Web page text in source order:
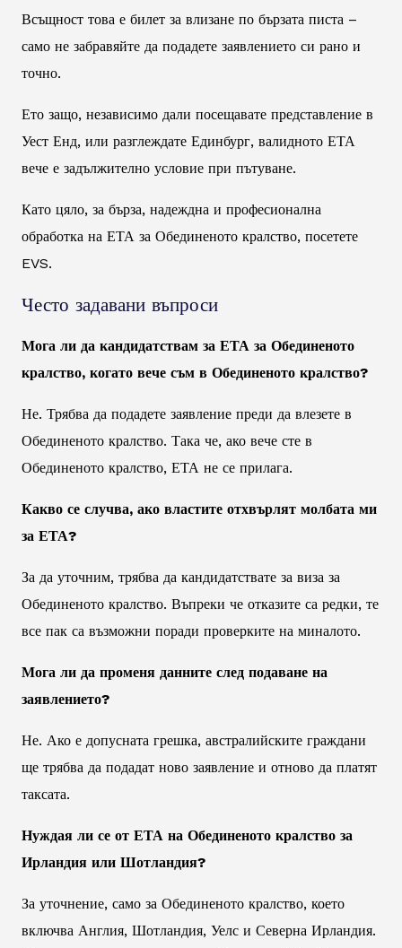
Всъщност това е билет за влизане по бързата писта –
само не забравяйте да подадете заявлението си рано и
точно.
Ето защо, независимо дали посещавате представление в
Уест Енд, или разглеждате Единбург, валидното ЕТА
вече е задължително условие при пътуване.
Като цяло, за бърза, надеждна и професионална
обработка на ЕТА за Обединеното кралство, посетете
EVS.
Често задавани въпроси
Мога ли да кандидатствам за ЕТА за Обединеното
кралство, когато вече съм в Обединеното кралство?
Не. Трябва да подадете заявление преди да влезете в
Обединеното кралство. Така че, ако вече сте в
Обединеното кралство, ЕТА не се прилага.
Какво се случва, ако властите отхвърлят молбата ми
за ЕТА?
За да уточним, трябва да кандидатствате за виза за
Обединеното кралство. Въпреки че отказите са редки, те
все пак са възможни поради проверките на миналото.
Мога ли да променя данните след подаване на
заявлението?
Не. Ако е допусната грешка, австралийските граждани
ще трябва да подадат ново заявление и отново да платят
таксата.
Нуждая ли се от ЕТА на Обединеното кралство за
Ирландия или Шотландия?
За уточнение, само за Обединеното кралство, което
включва Англия, Шотландия, Уелс и Северна Ирландия.